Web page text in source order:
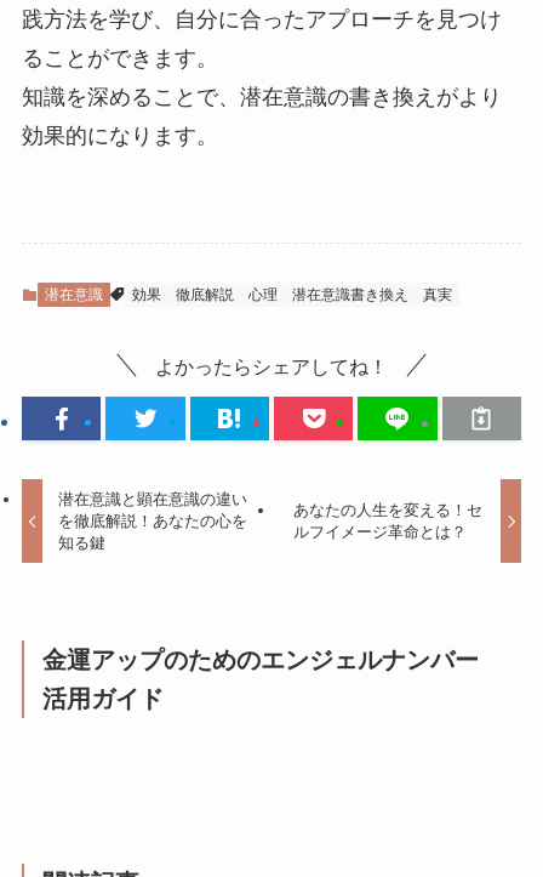
践方法を学び、自分に合ったアプローチを見つけ
ることができます。
知識を深めることで、潜在意識の書き換えがより
効果的になります。
潜在意識 効果 徹底解説 心理 潜在意識書き換え 真実
よかったらシェアしてね！
潜在意識と顕在意識の違い
を徹底解説！あなたの心を
知る鍵
あなたの人生を変える！セ
ルフイメージ革命とは？
金運アップのためのエンジェルナンバー
活用ガイド